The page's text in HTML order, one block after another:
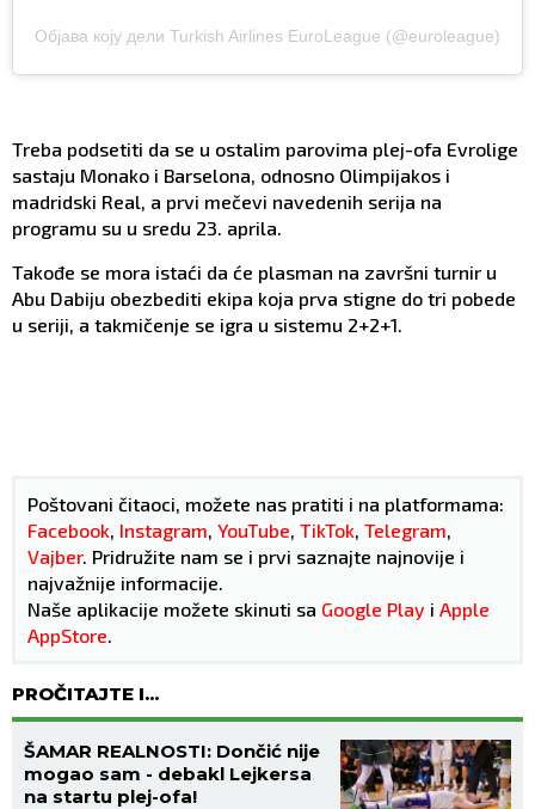
Објава коју дели Turkish Airlines EuroLeague (@euroleague)
Treba podsetiti da se u ostalim parovima plej-ofa Evrolige
sastaju Monako i Barselona, odnosno Olimpijakos i
madridski Real, a prvi mečevi navedenih serija na
programu su u sredu 23. aprila.
Takođe se mora istaći da će plasman na završni turnir u
Abu Dabiju obezbediti ekipa koja prva stigne do tri pobede
u seriji, a takmičenje se igra u sistemu 2+2+1.
Poštovani čitaoci, možete nas pratiti i na platformama:
Facebook Instagram YouTube TikTok Telegram
Vajber. Pridružite nam se i prvi saznajte najnovije i
najvažnije informacije.
Naše aplikacije možete skinuti sa Google Play i Apple
AppStore
PROČITAJTE I...
ŠAMAR REALNOSTI: Dončić nije
mogao sam - debakl Lejkersa
na startu plej-ofa!